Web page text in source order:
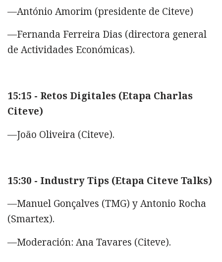
—António Amorim (presidente de Citeve)
—Fernanda Ferreira Dias (directora general
de Actividades Económicas).
15:15 - Retos Digitales (Etapa Charlas
Citeve)
—João Oliveira (Citeve).
15:30 - Industry Tips (Etapa Citeve Talks)
—Manuel Gonçalves (TMG) y Antonio Rocha
(Smartex).
—Moderación: Ana Tavares (Citeve).